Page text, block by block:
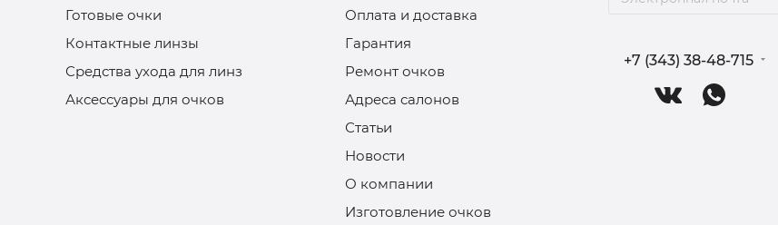
Готовые очки
Контактные линзы
Средства ухода для линз
Аксессуары для очков
Оплата и доставка
Гарантия
Ремонт очков
Адреса салонов
Статьи
Новости
О компании
Изготовление очков
+7 (343) 38-48-715